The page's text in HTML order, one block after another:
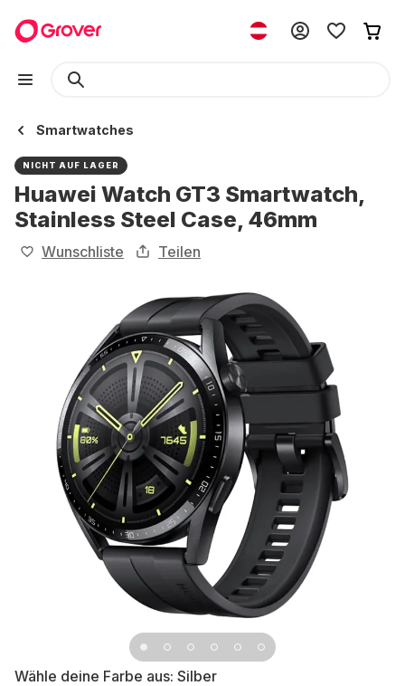
Smartwatches
NICHT AUF LAGER
Huawei Watch GT3 Smartwatch,
Stainless Steel Case, 46mm
Wunschliste Teilen
Wähle deine Farbe aus: Silber